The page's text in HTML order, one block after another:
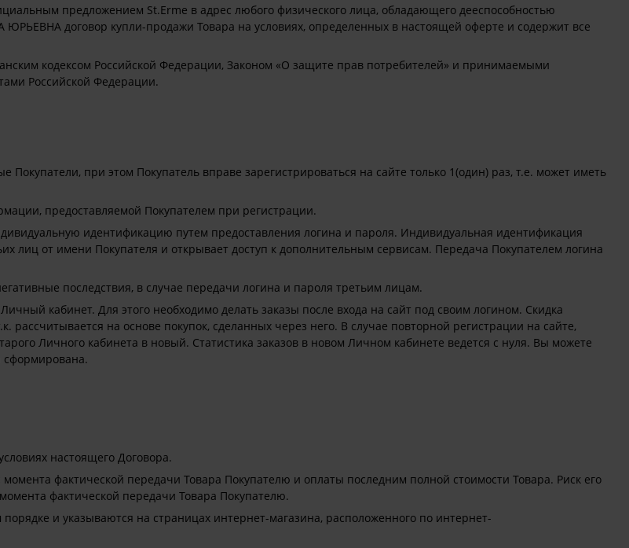
предложением St.Erme в адрес любого физического лица, обладающего дееспособностью
договор купли-продажи Товара на условиях, определенных в настоящей оферте и содержит все
кодексом Российской Федерации, Законом «О защите прав потребителей» и принимаемыми
Российской Федерации.
при этом Покупатель вправе зарегистрироваться на сайте только 1(один) раз, т.е. может иметь
предоставляемой Покупателем при регистрации.
идентификацию путем предоставления логина и пароля. Индивидуальная идентификация
лиц от имени Покупателя и открывает доступ к дополнительным сервисам. Передача Покупателем логина
последствия, в случае передачи логина и пароля третьим лицам.
кабинет. Для этого необходимо делать заказы после входа на сайт под своим логином. Скидка
рассчитывается на основе покупок, сделанных через него. В случае повторной регистрации на сайте,
Личного кабинета в новый. Статистика заказов в новом Личном кабинете ведется с нуля. Вы можете
сформирована.
настоящего Договора.
фактической передачи Товара Покупателю и оплаты последним полной стоимости Товара. Риск его
фактической передачи Товара Покупателю.
и указываются на страницах интернет-магазина, расположенного по интернет-